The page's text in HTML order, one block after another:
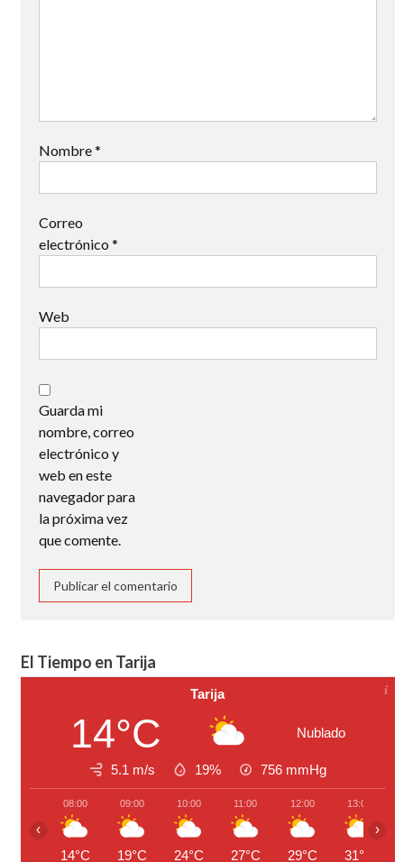
Nombre*
Correo
electrónico *
Web
Guarda mi
nombre, correo
electrónico y
web en este
navegador para
la próxima vez
que comente.
El Tiempo en Tarija
Tarija
14°C Nublado
5.1 m/s 19% 756 mmHg
08:00
14°C
09:00
19°C
10:00
24°C
11:00
27°C
12:00
29°C
13:00
31°C
‹ ›